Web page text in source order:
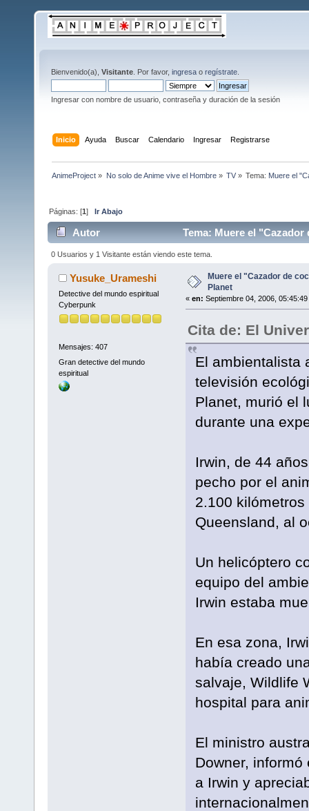
Bienvenido(a), Visitante . Por favor, ingresa o regístrate
Ingresar con nombre de usuario, contraseña y duración de la sesión
Inicio Ayuda Buscar Calendario Ingresar Registrarse
AnimeProject » No solo de Anime vive el Hombre» TV» Tema: Muere el
Páginas: [1]Ir Abajo
Autor Tema: Muere el
0 Usuarios y 1 Visitante están viendo este tema.
Yusuke_Urameshi
Detective del mundo espiritual
Cyberpunk
Mensajes: 407
Gran detective del mundo
espiritual
Muere el "Cazador de
Planet
« en: Septiembre 04, 2006, 05:45:49
Cita de: El
El ambientalista
televisión
Planet, murió el
durante una
Irwin, de 44
pecho por el
2.100
Queensland, al
Un helicóptero
equipo del
Irwin estaba
En esa zona,
había creado
salvaje, Wildlife
hospital para
El ministro
Downer,
a Irwin y